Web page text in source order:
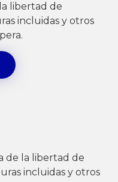
libertad de
incluidas y otros
de la libertad de
incluidas y otros